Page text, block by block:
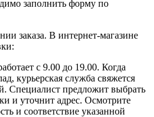
заполнить форму по
заказа. В интернет-магазине
с 9.00 до 19.00. Когда
курьерская служба свяжется
Специалист предложит выбрать
и уточнит адрес. Осмотрите
и соответствие указанной